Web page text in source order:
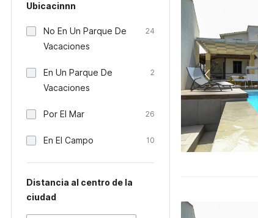
Ubicacinnn
No En Un Parque De
Vacaciones
24
En Un Parque De
Vacaciones
2
Por El Mar 26
En El Campo 10
Distancia al centro de la
ciudad